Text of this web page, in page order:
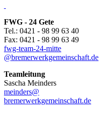
FWG - 24 Gete
Tel.: 0421 - 98 99 63 40
Fax: 0421 - 98 99 63 49
fwg-team-24-mitte
@bremerwerkgemeinschaft.de
Teamleitung
Sascha Meinders
meinders@
bremerwerkgemeinschaft.de